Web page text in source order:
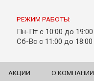
РЕЖИМ РАБОТЫ:
Пн-Пт с 10:00 до 19:00
Сб-Вс с 11:00 до 18:00
АКЦИИ О КОМПАНИИ